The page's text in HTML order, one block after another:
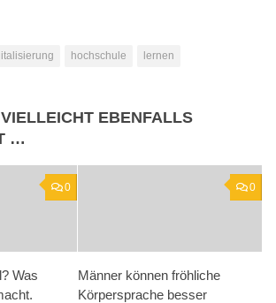
hochschule lernen
EBENFALLS
…
0
Was
0
Männer können fröhliche
Körpersprache besser